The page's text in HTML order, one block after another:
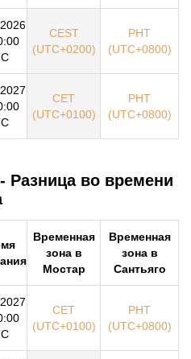
CEST
(UTC+0200)
PHT
(UTC+0800)
CET
(UTC+0100)
PHT
(UTC+0800)
Разница во времени
Временная
зона в
Мостар
Временная
зона в
Сантьяго
CET
(UTC+0100)
PHT
(UTC+0800)